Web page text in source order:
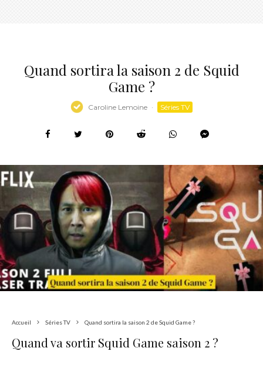
Quand sortira la saison 2 de Squid
Game ?
Caroline Lemoine · Séries TV
Accueil Séries TV Quand sortira la saison 2 de Squid Game ?
Quand va sortir Squid Game saison 2 ?